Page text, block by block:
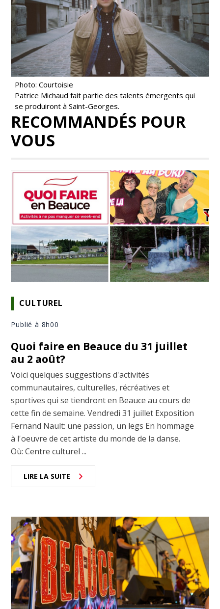
Photo: Courtoisie
Patrice Michaud fait partie des talents émergents qui
se produiront à Saint-Georges.
RECOMMANDÉS POUR
VOUS
CULTUREL
Publié à 8h00
Quoi faire en Beauce du 31 juillet
au 2 août?
Voici quelques suggestions d'activités
communautaires, culturelles, récréatives et
sportives qui se tiendront en Beauce au cours de
cette fin de semaine. Vendredi 31 juillet Exposition
Fernand Nault: une passion, un legs En hommage
à l'oeuvre de cet artiste du monde de la danse.
Où: Centre culturel ...
LIRE LA SUITE